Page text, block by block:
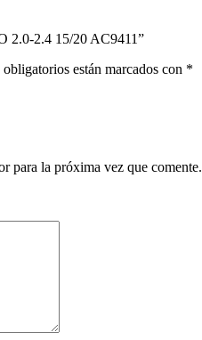
2.0-2.4 15/20 AC9411”
están marcados con *
para la próxima vez que comente.